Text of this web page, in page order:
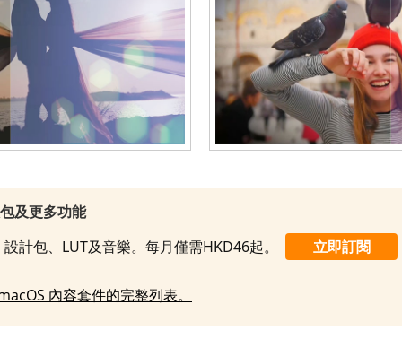
及更多功能
計包、LUT及音樂。每月僅需HKD46起。
立即訂閱
內容套件的完整列表。